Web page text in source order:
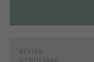
#CH58